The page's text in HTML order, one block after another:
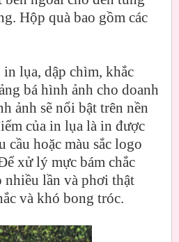
Hộp quà bao gồm các
lụa, dập chìm, khắc
bá hình ảnh cho doanh
ảnh sẽ nổi bật trên nền
của in lụa là in được
cầu hoặc màu sắc logo
xử lý mực bám chắc
lần và phơi thật
và khó bong tróc.